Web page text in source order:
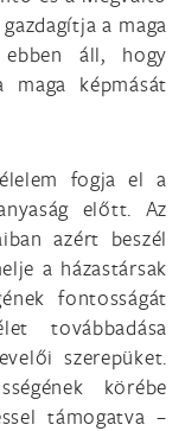
a maga
áll, hogy
maga képmását
fogja el a
előtt. Az
azért beszél
a házastársak
fontosságát
továbbadása
szerepüket.
körébe
támogatva –